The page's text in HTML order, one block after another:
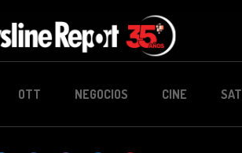
OTT NEGOCIOS CINE